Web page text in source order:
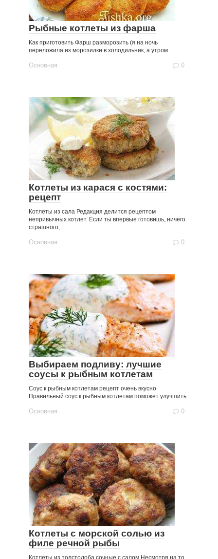
Рыбные котлеты из фарша
Как приготовить Фарш разморозить (я на ночь
переложила из морозилки в холодильник, а утром
Основная 0
Котлеты из карася с костями:
рецепт
Котлеты из сала Редакция делится рецептом
непривычных котлет. Если ты впервые готовишь, ничего
страшного,
Основная 0
Выбираем подливу: лучшие
соусы к рыбным котлетам
Соус к рыбным котлетам рецепт очень вкусно
Правильный соус к рыбным котлетам поможет улучшить
Основная 0
Котлеты с морской солью из
филе речной рыбы
Котлеты из толстолоба сочные с салом Несмотря на то,